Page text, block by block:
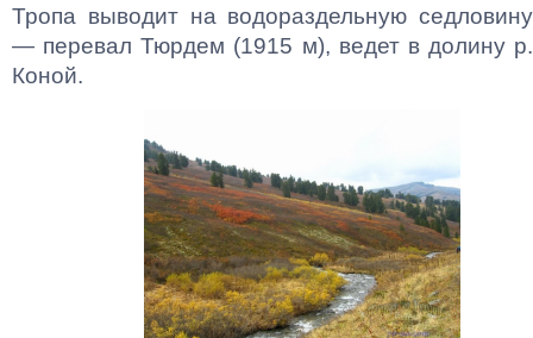
Тропа выводит на водораздельную седловину
— перевал Тюрдем (1915 м), ведет в долину р.
Коной.